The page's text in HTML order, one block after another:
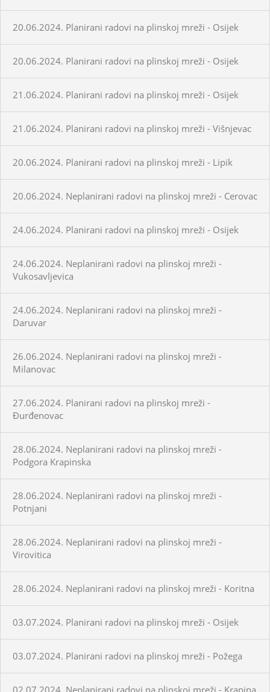
20.06.2024. Planirani radovi na plinskoj mreži - Osijek
20.06.2024. Planirani radovi na plinskoj mreži - Osijek
21.06.2024. Planirani radovi na plinskoj mreži - Osijek
21.06.2024. Planirani radovi na plinskoj mreži - Višnjevac
20.06.2024. Planirani radovi na plinskoj mreži - Lipik
20.06.2024. Neplanirani radovi na plinskoj mreži - Cerovac
24.06.2024. Planirani radovi na plinskoj mreži - Osijek
24.06.2024. Neplanirani radovi na plinskoj mreži -
Vukosavljevica
24.06.2024. Neplanirani radovi na plinskoj mreži -
Daruvar
26.06.2024. Neplanirani radovi na plinskoj mreži -
Milanovac
27.06.2024. Planirani radovi na plinskoj mreži -
Đurđenovac
28.06.2024. Neplanirani radovi na plinskoj mreži -
Podgora Krapinska
28.06.2024. Neplanirani radovi na plinskoj mreži -
Potnjani
28.06.2024. Neplanirani radovi na plinskoj mreži -
Virovitica
28.06.2024. Neplanirani radovi na plinskoj mreži - Koritna
03.07.2024. Planirani radovi na plinskoj mreži - Osijek
03.07.2024. Planirani radovi na plinskoj mreži - Požega
02.07.2024. Neplanirani radovi na plinskoj mreži - Krapina